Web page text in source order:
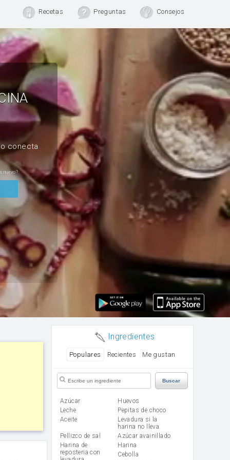
Recetas Preguntas Consejos
conecta
nuevo?
Ingredientes
Populares Recientes Me gustan
Buscar
Azúcar
huevos
leche
Pepitas de choco
aceite
Levadura si la
harina no lleva
Pellizco de sal
Azúcar avainillado
Harina de
reposteria con
harina
cebolla